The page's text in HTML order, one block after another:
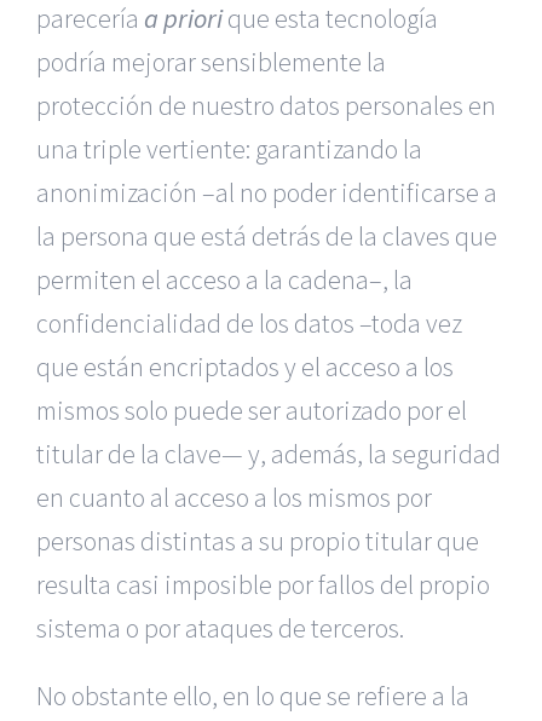
parecería a priorique esta tecnología
podría mejorar sensiblemente la
protección de nuestro datos personales en
una triple vertiente: garantizando la
anonimización –al no poder identificarse a
la persona que está detrás de la claves que
permiten el acceso a la cadena–, la
confidencialidad de los datos –toda vez
que están encriptados y el acceso a los
mismos solo puede ser autorizado por el
titular de la clave— y, además, la seguridad
en cuanto al acceso a los mismos por
personas distintas a su propio titular que
resulta casi imposible por fallos del propio
sistema o por ataques de terceros.
No obstante ello, en lo que se refiere a la